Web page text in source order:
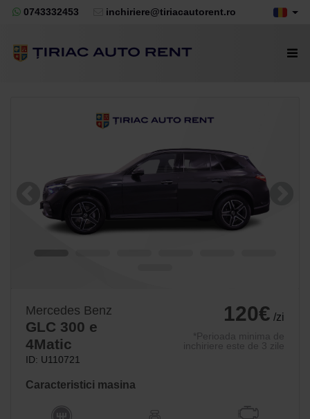
0743332453 inchiriere@tiriacautorent.ro
Mercedes Benz
GLC 300 e
4Matic
ID: U110721
120€ /zi
*Perioada minima de
inchiriere este de 3 zile
Caracteristici masina